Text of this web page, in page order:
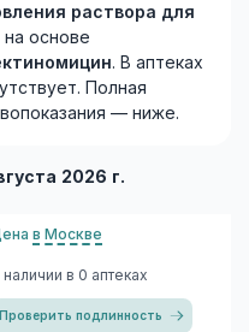
раствора для
основе
. В аптеках
Полная
— ниже.
2026 г.
в Москве
наличии в 0 аптеках
Проверить подлинность